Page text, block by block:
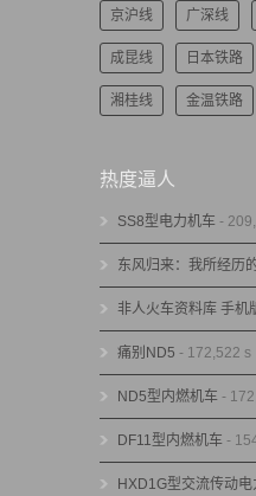
京沪线 广深线
成昆线 日本铁路
湘桂线 金温铁路
热度逼人
SS8型电力机车 -
东风归来：我所经历
非人火车资料库 手机
痛别ND5 - 172,522 s
ND5型内燃机车 -
DF11型内燃机车 -
HXD1G型交流传动电